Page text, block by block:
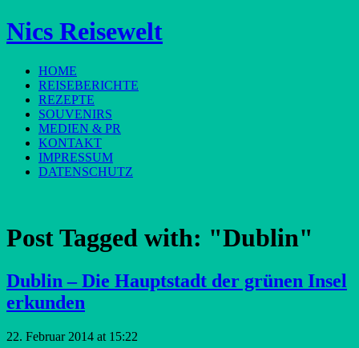
Nics Reisewelt
HOME
REISEBERICHTE
REZEPTE
SOUVENIRS
MEDIEN & PR
KONTAKT
IMPRESSUM
DATENSCHUTZ
Post Tagged with: "Dublin"
Dublin – Die Hauptstadt der grünen Insel
erkunden
22. Februar 2014 at 15:22